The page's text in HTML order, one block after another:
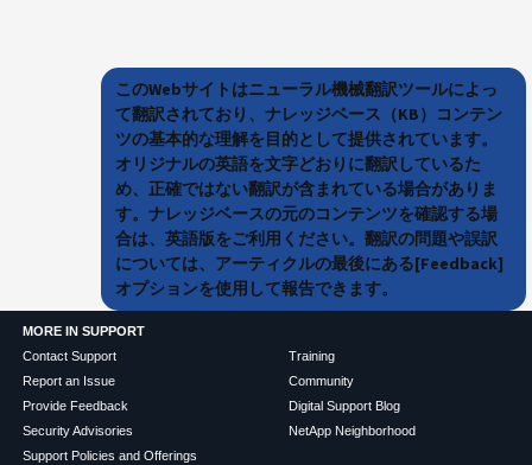
このWebサイトはニューラル機械翻訳ツールによっ
て翻訳されており、ナレッジベース（KB）コンテン
ツの基本的な理解を目的として提供されています。
オリジナルの英語を文字どおりに翻訳しているた
め、正確ではない翻訳が含まれている場合がありま
す。ナレッジベースの元のコンテンツを確認する場
合は、英語版をご利用ください。翻訳の問題や誤訳
については、アーティクルの最後にある[Feedback]
オプションを使用して報告できます。
MORE IN SUPPORT
Contact Support
Report an Issue
Provide Feedback
Security Advisories
Support Policies and Offerings
Training
Community
Digital Support Blog
NetApp Neighborhood